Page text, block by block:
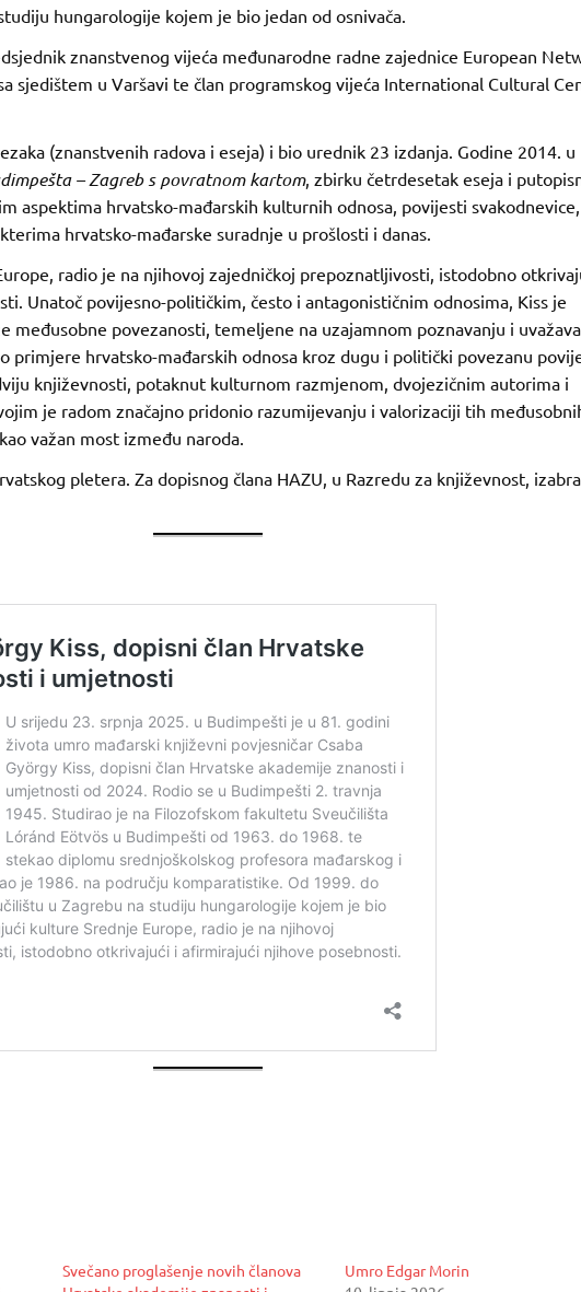
hungarologije kojem je bio jedan od osnivača.
znanstvenog vijeća međunarodne radne zajednice European
sjedištem u Varšavi te član programskog vijeća International Cultural
(znanstvenih radova i eseja) i bio urednik 23 izdanja. Godine 2014. u
– Zagreb s povratnom kartom, zbirku četrdesetak eseja i
aspektima hrvatsko-mađarskih kulturnih odnosa, povijesti
hrvatsko-mađarske suradnje u prošlosti i danas.
radio je na njihovoj zajedničkoj prepoznatljivosti, istodobno
Unatoč povijesno-političkim, često i antagonističnim odnosima, Kiss je
međusobne povezanosti, temeljene na uzajamnom poznavanju i
primjere hrvatsko-mađarskih odnosa kroz dugu i politički povezanu
književnosti, potaknut kulturnom razmjenom, dvojezičnim autorima i
je radom značajno pridonio razumijevanju i valorizaciji tih
važan most između naroda.
pletera. Za dopisnog člana HAZU, u Razredu za književnost,
Svečano proglašenje novih članova
Umro Edgar Morin